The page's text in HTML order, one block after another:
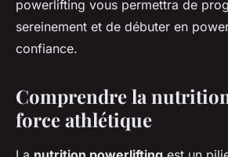
powerlifting vous permettra de
sereinement et de débuter en
confiance.
Comprendre la
force athlétique